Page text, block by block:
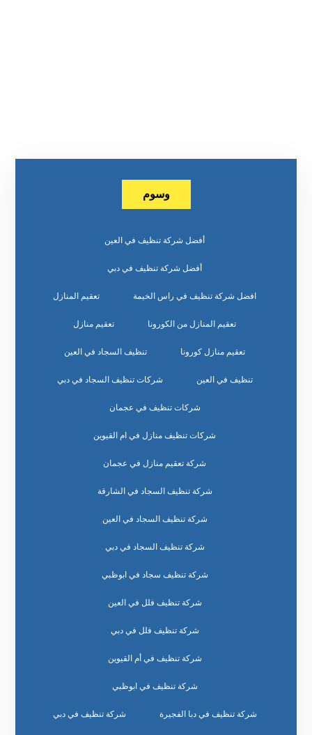
وسوم
أفضل شركة تنظيف في العين
أفضل شركة تنظيف في دبي
افضل شركة تنظيف في راس الخيمة تعقيم المنازل
تعقيم المنازل من الكورونا تعقيم منازل
تعقيم منازل كورونا تنظيف السجاد في العين
تنظيف في العين شركات تنظيف السجاد في دبي
شركات تنظيف في عجمان
شركات تنظيف منازل في ام القيوين
شركة تعقيم منازل في عجمان
شركة تنظيف السجاد في الشارقة
شركة تنظيف السجاد في العين
شركة تنظيف السجاد في دبي
شركة تنظيف سجاد في ابوظبي
شركة تنظيف فلل في العين
شركة تنظيف فلل في دبي
شركة تنظيف في أم القيوين
شركة تنظيف في ابوظبي
شركة تنظيف في دبا الفجيرة شركة تنظيف في دبي